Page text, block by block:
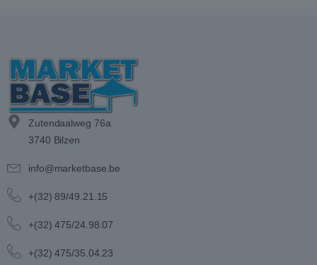
Zutendaalweg 76a
3740 Bilzen
info@marketbase.be
+(32) 89/49.21.15
+(32) 475/24.98.07
+(32) 475/35.04.23